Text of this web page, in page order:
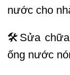
nước cho
🛠Sửa chữa
ống nước